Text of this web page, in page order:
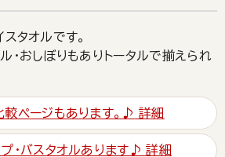
タオルです。
・おしぼりもありトータルで揃えられ
ページもあります。♪ 詳細
・バスタオルあります♪ 詳細